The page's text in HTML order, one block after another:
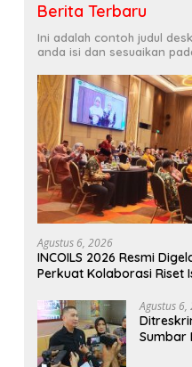
Berita Terbaru
Ini adalah contoh judul
anda isi dan sesuaikan
Agustus 6, 2026
INCOILS 2026 Resmi
Perkuat Kolaborasi Riset
Agustus 6,
Sumbar